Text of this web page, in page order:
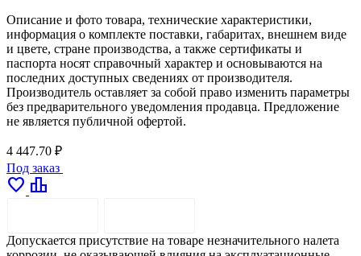
Описание и фото товара, технические характеристики,
информация о комплекте поставки, габаритах, внешнем виде
и цвете, стране производства, а также сертификаты и
паспорта носят справочный характер и основываются на
последних доступных сведениях от производителя.
Производитель оставляет за собой право изменить параметры
без предварительного уведомления продавца. Предложение
не является публичной офертой.
4 447.70 ₽
Под заказ
favorite leaderboard
Допускается присутствие на товаре незначительного налета